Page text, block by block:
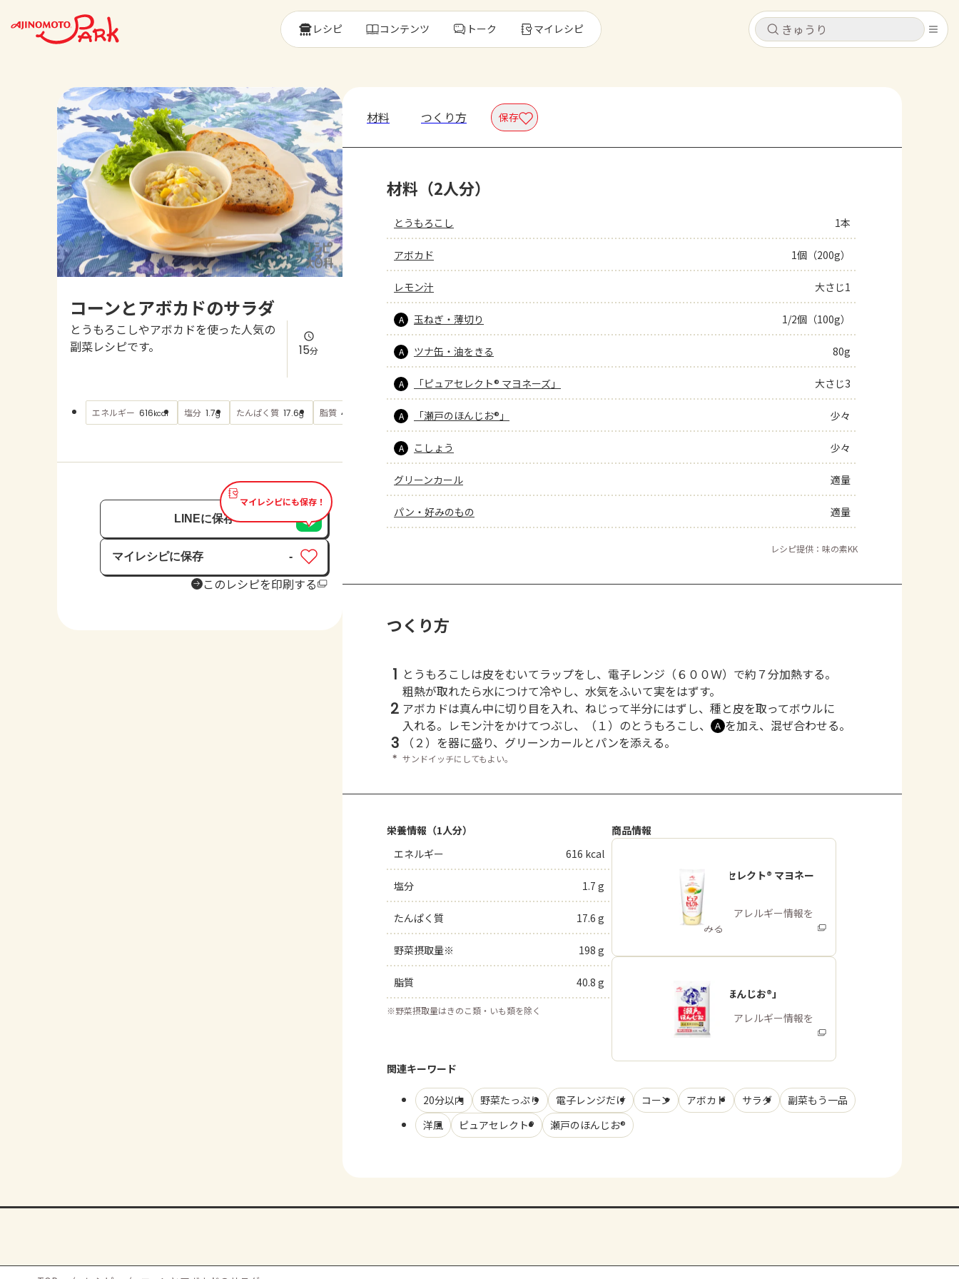
キャンセル
レシピ
トーク
よくあるお問い合わせ
AJINOMOTO PARK とは
キャンセル
レシピ コンテンツ トーク マイレシピ
コーンとアボカドのサラダ
とうもろこしやアボカドを使った人気の
副菜レシピです。
15分
エネルギー 616kcal 塩分 1.7g たんぱく質 17.6g 脂質 40.8 もっと見る
マイレシピにも保存！
LINEに保存
マイレシピに保存
保存済み
-
このレシピを印刷する
材料 つくり方 保存
材料（2人分）
とうもろこし 1本
アボカド 1個（200g）
レモン汁 大さじ1
A 玉ねぎ・薄切り 1/2個（100g）
A ツナ缶・油をきる 80g
A 「ピュアセレクト® マヨネーズ」 大さじ3
A 「瀬戸のほんじお®」 少々
A こしょう 少々
グリーンカール 適量
パン・好みのもの 適量
レシピ提供：味の素KK
つくり方
1 とうもろこしは皮をむいてラップをし、電子レンジ（６００Ｗ）で約７分加熱する。
粗熱が取れたら水につけて冷やし、水気をふいて実をはずす。
2 アボカドは真ん中に切り目を入れ、ねじって半分にはずし、種と皮を取ってボウルに
入れる。レモン汁をかけてつぶし、（１）のとうもろこし、
Ａ を加え、混ぜ合わせる。
3 （２）を器に盛り、グリーンカールとパンを添える。
＊ サンドイッチにしてもよい。
栄養情報（1人分）
エネルギー
616 kcal
塩分 1.7 g
たんぱく質 17.6 g
野菜摂取量※ 198 g
脂質 40.8 g
※野菜摂取量はきのこ類・いも類を除く
商品情報
「ピュアセレクト® マヨネー
ズ」
商品・アレルギー情報を
みる
「瀬戸のほんじお®」
商品・アレルギー情報を
みる
関連キーワード
20分以内 野菜たっぷり 電子レンジだけ コーン アボカド サラダ
副菜もう一品
洋風
ピュアセレクト® 瀬戸のほんじお®